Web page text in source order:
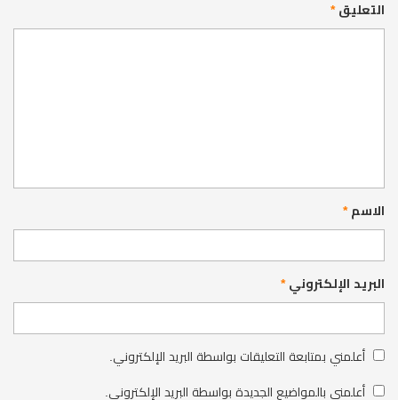
التعليق*
الاسم*
البريد الإلكتروني*
أعلمني بمتابعة التعليقات بواسطة البريد الإلكتروني.
أعلمني بالمواضيع الجديدة بواسطة البريد الإلكتروني.